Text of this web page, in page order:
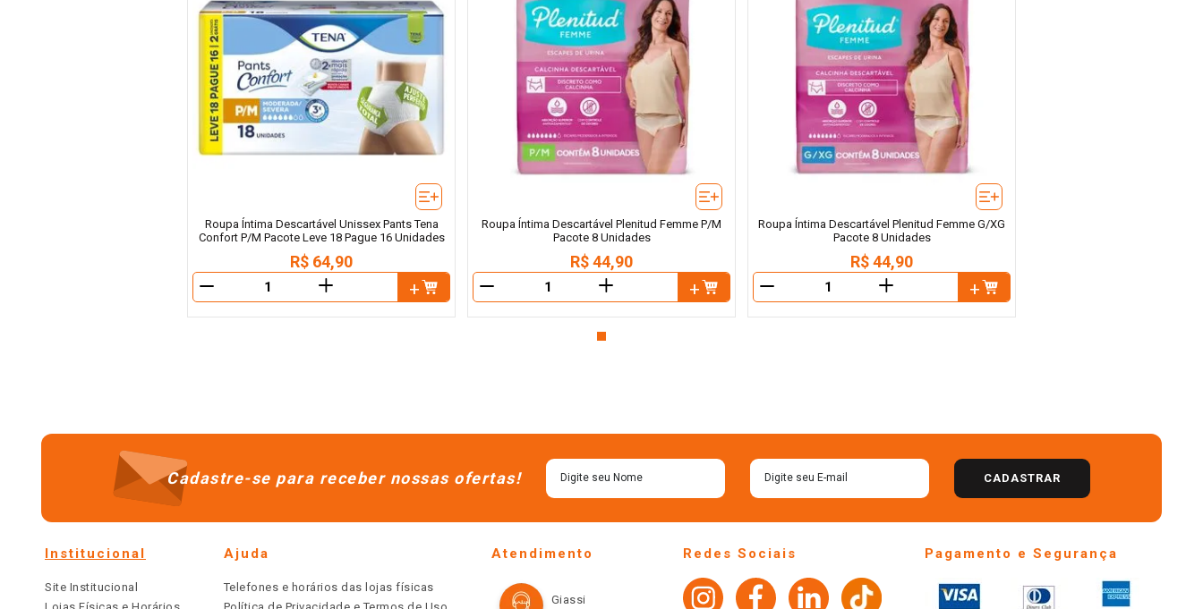
Roupa Íntima Descartável Unissex Pants Tena
Confort P/M Pacote Leve 18 Pague 16 Unidades
R$ 64,90
＋
Roupa Íntima Descartável Plenitud Femme P/M
Pacote 8 Unidades
R$44,90
＋
Roupa Íntima Descartável Plenitud Femme G/XG
Pacote 8 Unidades
R$44,90
＋
Cadastre-se para receber nossas ofertas! CADASTRAR
Institucional
Site Institucional
Ajuda
Telefones e horários das lojas físicas
Atendimento
Giassi
Redes Sociais Pagamento e Segurança